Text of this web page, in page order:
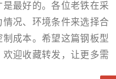
最好的。各位老铁在采
况、环境条件来选择合
成本。希望这篇钢板型
迎收藏转发，让更多需